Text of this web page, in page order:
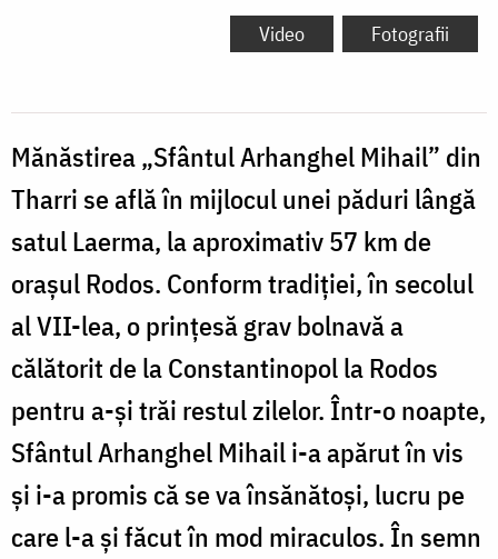
Video Fotografii
Mănăstirea „Sfântul Arhanghel Mihail” din
Tharri se află în mijlocul unei păduri lângă
satul Laerma, la aproximativ 57 km de
orașul Rodos. Conform tradiției, în secolul
al VII-lea, o prințesă grav bolnavă a
călătorit de la Constantinopol la Rodos
pentru a-și trăi restul zilelor. Într-o noapte,
Sfântul Arhanghel Mihail i-a apărut în vis
și i-a promis că se va însănătoși, lucru pe
care l-a și făcut în mod miraculos. În semn